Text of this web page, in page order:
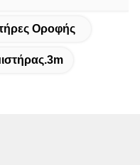
Οροφής